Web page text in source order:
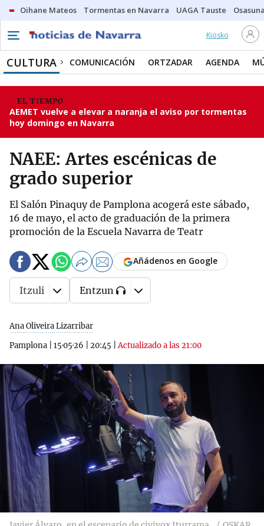
Oihane Mateos Tormentas en Navarra UAGA Tauste
Kiosko
CULTURA COMUNICACIÓN ORTZADAR AGENDA
EL TIEMPO
AEMET vuelve a elevar a naranja el aviso por tormentas
hoy domingo en Navarra
NAEE: Artes escénicas de
grado superior
El Salón Pinaquy de Pamplona acogerá este sábado,
16 de mayo, el acto de graduación de la primera
promoción de la Escuela Navarra de Teatr
Ana Oliveira Lizarribar
Pamplona
15·05·26 20:45 |Actualizado a las 21:00
Añádenos en Google
Itzuli Entzun